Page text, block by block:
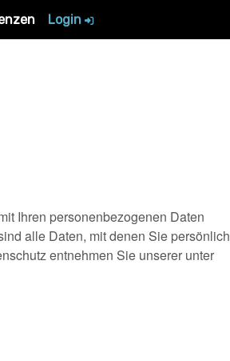
Login
Ihren personenbezogenen Daten
alle Daten, mit denen Sie persönlich
entnehmen Sie unserer unter